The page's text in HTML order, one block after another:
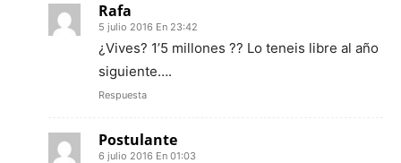
Rafa
5 julio 2016 En 23:42
¿Vives? 1’5 millones ?? Lo teneis libre al año
siguiente….
Respuesta
Postulante
6 julio 2016 En 01:03